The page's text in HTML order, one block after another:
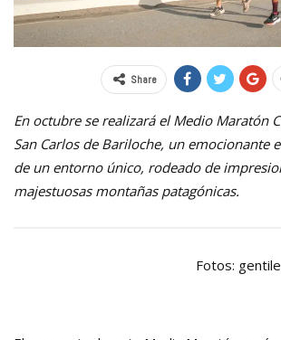
Share
En octubre se realizará el Medio Maratón
San Carlos de Bariloche, un emocionante
de un entorno único, rodeado de
majestuosas montañas patagónicas.
Fotos: